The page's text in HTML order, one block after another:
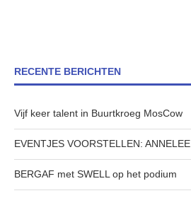
RECENTE BERICHTEN
Vijf keer talent in Buurtkroeg MosCow
EVENTJES VOORSTELLEN: ANNELEE
BERGAF met SWELL op het podium